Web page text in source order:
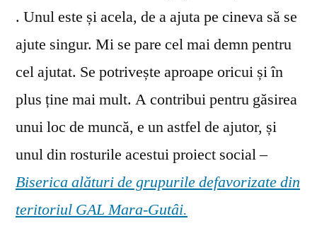
. Unul este și acela, de a ajuta pe cineva să se
ajute singur. Mi se pare cel mai demn pentru
cel ajutat. Se potrivește aproape oricui și în
plus ține mai mult. A contribui pentru găsirea
unui loc de muncă, e un astfel de ajutor, și
unul din rosturile acestui proiect social –
Biserica alături de grupurile defavorizate din
teritoriul GAL Mara-Gutâi.